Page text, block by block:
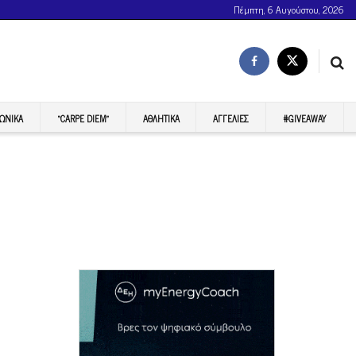
Πέμπτη, 6 Αυγούστου, 2026
“CARPE DIEM” ΑΘΛΗΤΙΚΆ ΑΓΓΕΛΊΕΣ #GIVEAWAY